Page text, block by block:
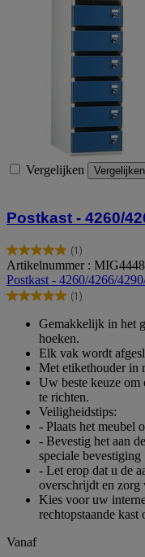
Vergelijken Vergelijken
Postkast - 4260/
(1)
5.0
van
de
5
beoordeling
Artikelnummer :
Postkast - 4260/4266/
(1)
5.0
sterren.
beoordeling
Gemakkelijk in het
hoeken.
Elk vak wordt
Met etikethouder in
Uw beste keuze om
te richten.
Veiligheidstips:
- Plaats het meubel
- Bevestig het aan
speciale bevestiging
- Let erop dat u de
overschrijdt en zorg
Kies voor uw
rechtopstaande kast
Vanaf